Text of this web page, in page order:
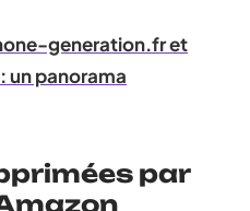
generation.fr et
un panorama
par